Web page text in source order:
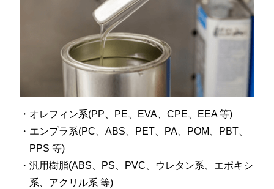
オレフィン系(PP、PE、EVA、CPE、EEA 等)
エンプラ系(PC、ABS、PET、PA、POM、PBT、
PPS 等)
汎用樹脂(ABS、PS、PVC、ウレタン系、エポキシ
系、アクリル系 等)